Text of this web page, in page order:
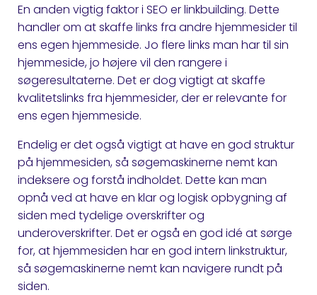
En anden vigtig faktor i SEO er linkbuilding. Dette
handler om at skaffe links fra andre hjemmesider til
ens egen hjemmeside. Jo flere links man har til sin
hjemmeside, jo højere vil den rangere i
søgeresultaterne. Det er dog vigtigt at skaffe
kvalitetslinks fra hjemmesider, der er relevante for
ens egen hjemmeside.
Endelig er det også vigtigt at have en god struktur
på hjemmesiden, så søgemaskinerne nemt kan
indeksere og forstå indholdet. Dette kan man
opnå ved at have en klar og logisk opbygning af
siden med tydelige overskrifter og
underoverskrifter. Det er også en god idé at sørge
for, at hjemmesiden har en god intern linkstruktur,
så søgemaskinerne nemt kan navigere rundt på
siden.